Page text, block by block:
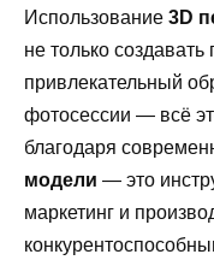
Использование 3D
не только
привлекательный
фотосессии — всё
благодаря
модели — это
маркетинг и